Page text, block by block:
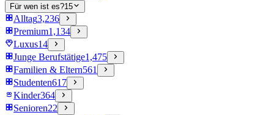
Für wen ist es?15
Alltag3,236
Premium1,134
Luxus14
Junge Berufstätige1,475
Familien & Eltern561
Studenten617
Kinder364
Senioren22